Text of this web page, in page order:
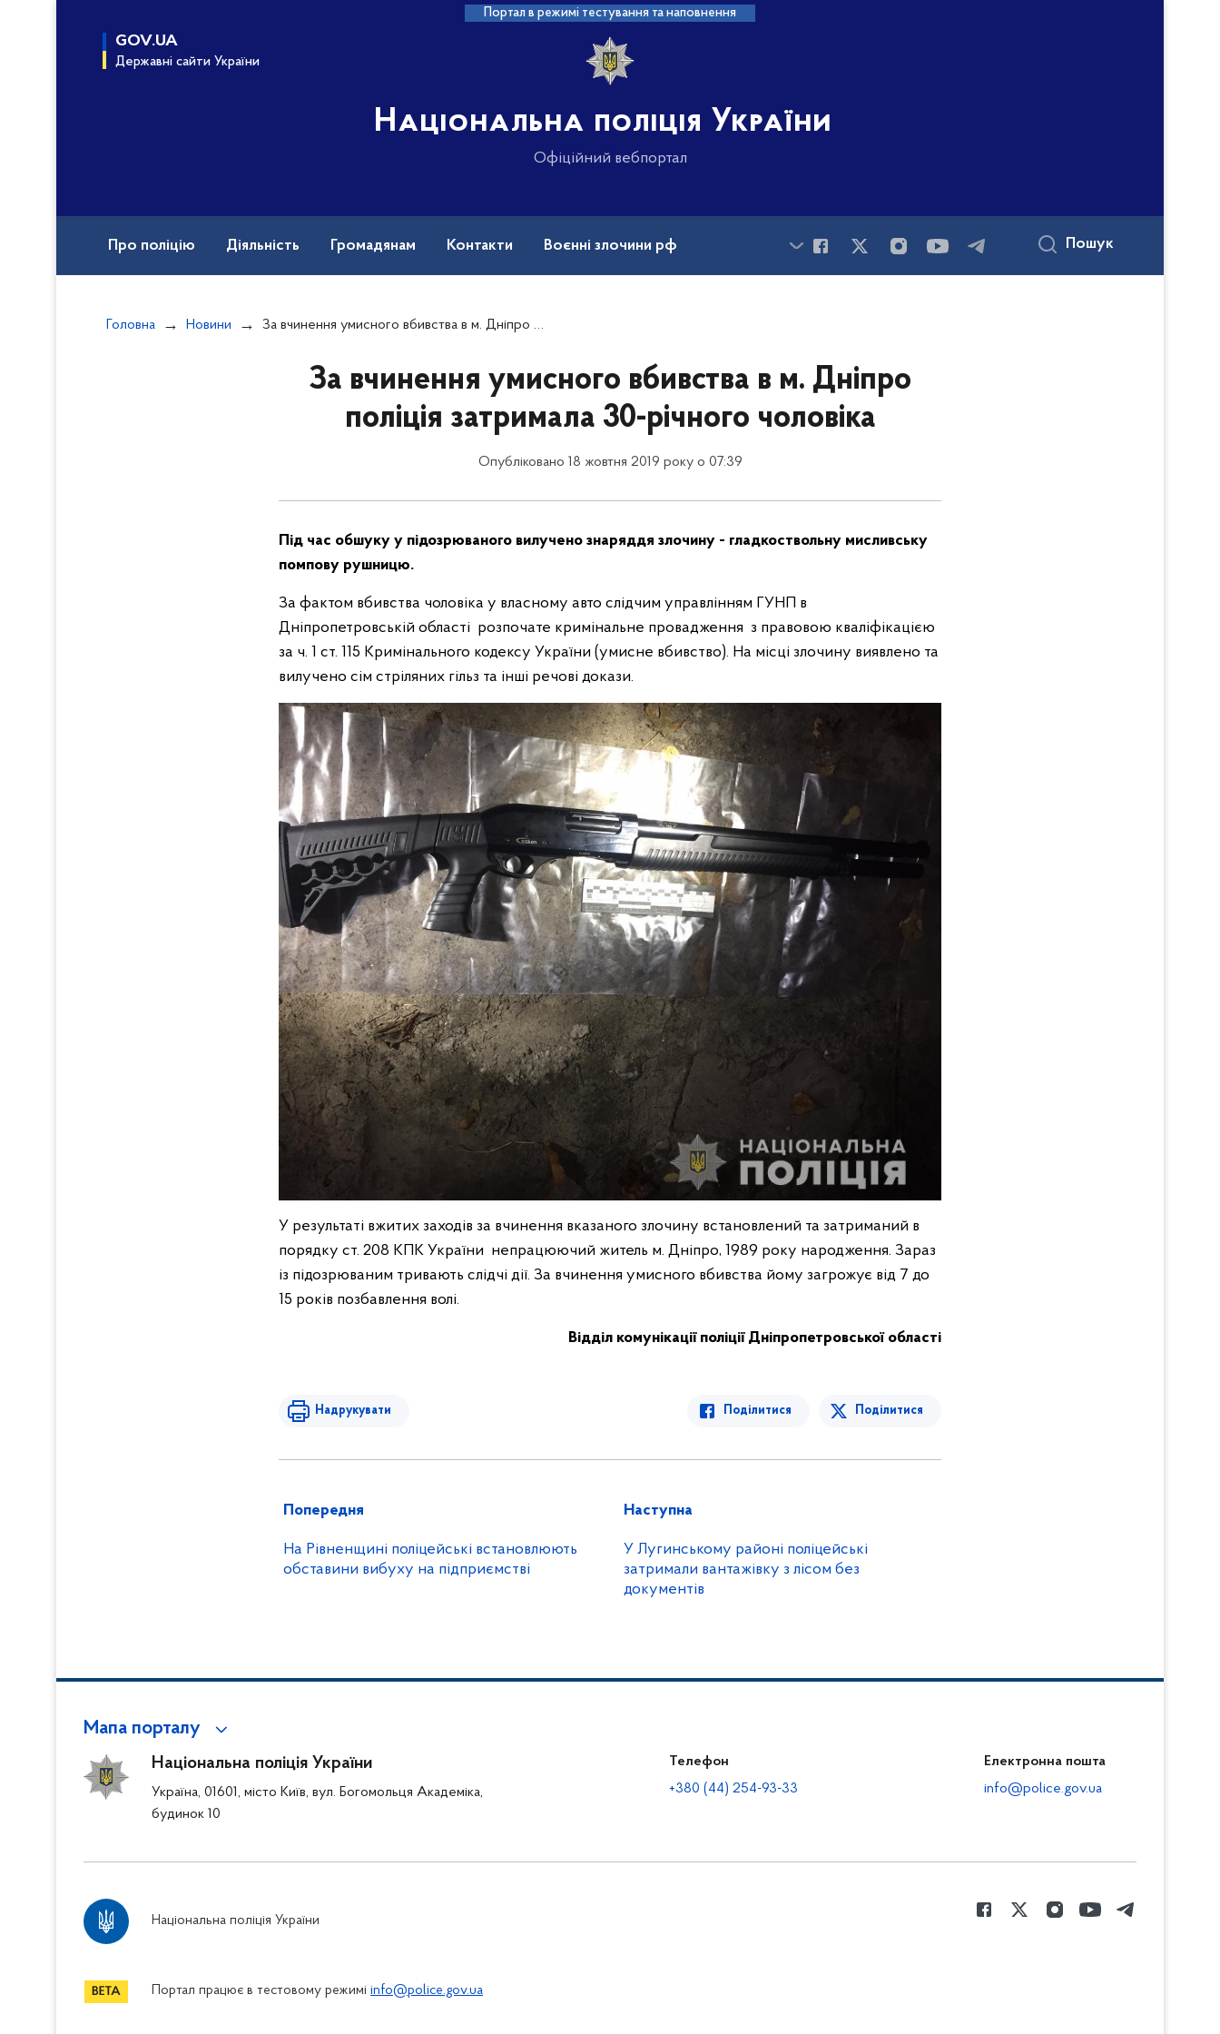
Портал в режимі тестування та наповнення
GOV.UA
Державні сайти України
Національна поліція України
Офіційний вебпортал
Про поліцію Діяльність Громадянам Контакти Воєнні злочини рф Пошук
Головна Новини За вчинення умисного вбивства в м. Дніпро поліція затримала 30-річного чоловіка
За вчинення умисного вбивства в м. Дніпро
поліція затримала 30-річного чоловіка
Опубліковано 18 жовтня 2019 року о 07:39
Під час обшуку у підозрюваного вилучено знаряддя злочину - гладкоствольну мисливську
помпову рушницю.
За фактом вбивства чоловіка у власному авто слідчим управлінням ГУНП в
Дніпропетровській області розпочате кримінальне провадження з правовою кваліфікацією
за ч. 1 ст. 115 Кримінального кодексу України (умисне вбивство). На місці злочину виявлено та
вилучено сім стріляних гільз та інші речові докази.
У результаті вжитих заходів за вчинення вказаного злочину встановлений та затриманий в
порядку ст. 208 КПК України непрацюючий житель м. Дніпро, 1989 року народження. Зараз
із підозрюваним тривають слідчі дії. За вчинення умисного вбивства йому загрожує від 7 до
15 років позбавлення волі.
Відділ комунікації поліції Дніпропетровської області
Надрукувати Поділитися Поділитися
Попередня
На Рівненщині поліцейські встановлюють
обставини вибуху на підприємстві
Наступна
У Лугинському районі поліцейські
затримали вантажівку з лісом без
документів
Мапа порталу
Національна поліція України
Україна, 01601, місто Київ, вул. Богомольця Академіка,
будинок 10
Телефон
+380 (44) 254-93-33
Електронна пошта
info@police.gov.ua
Національна поліція України
Портал працює в тестовому режимі info@police.gov.ua